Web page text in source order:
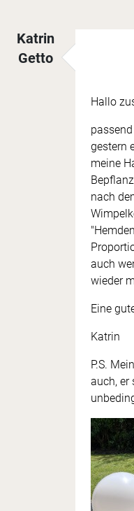
Katrin
Getto
Hallo
gestern
meine
nach
auch
wieder
Eine
Katrin
P.S.
auch, er